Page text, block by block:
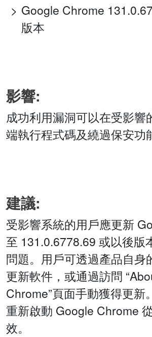
Google Chrome
版本
影響:
成功利用漏洞可以在受影響
端執行程式碼及繞過保安功
建議:
受影響系統的用戶應更新
至 131.0.6778.69 或以後版
問題。用戶可透過產品自身
更新軟件，或通過訪問
Chrome”頁面手動獲得更新
重新啟動 Google Chrome
效。